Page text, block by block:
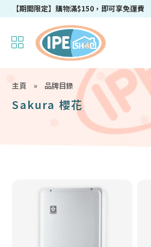
【期間限定】購物滿$150，即可享免運費
主頁 » 品牌目錄
Sakura 櫻花